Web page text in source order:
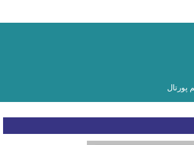
پورتال